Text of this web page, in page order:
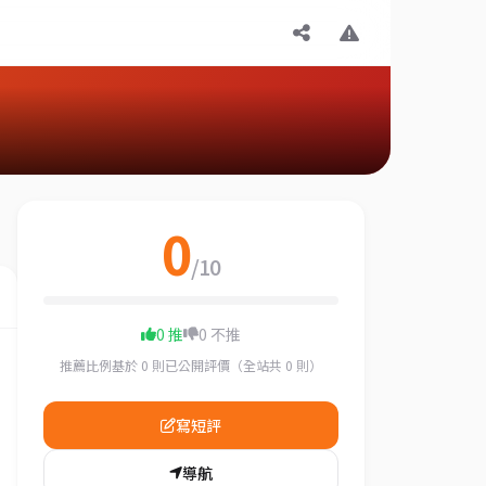
0/10
0 推 0 不推
推薦比例基於 0 則已公開評價（全站共 0 則）
寫短評
導航